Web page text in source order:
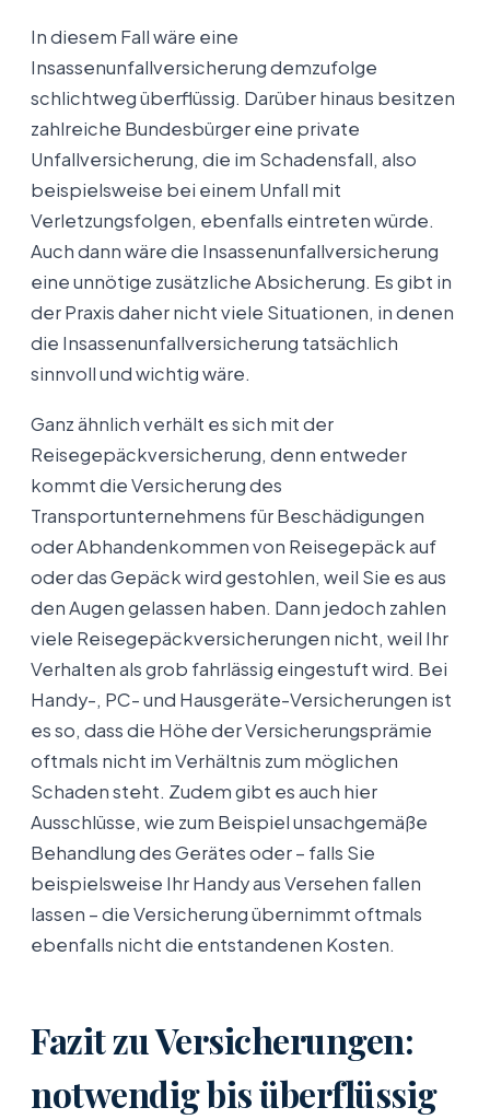
In diesem Fall wäre eine
Insassenunfallversicherung demzufolge
schlichtweg überflüssig. Darüber hinaus besitzen
zahlreiche Bundesbürger eine private
Unfallversicherung, die im Schadensfall, also
beispielsweise bei einem Unfall mit
Verletzungsfolgen, ebenfalls eintreten würde.
Auch dann wäre die Insassenunfallversicherung
eine unnötige zusätzliche Absicherung. Es gibt in
der Praxis daher nicht viele Situationen, in denen
die Insassenunfallversicherung tatsächlich
sinnvoll und wichtig wäre.
Ganz ähnlich verhält es sich mit der
Reisegepäckversicherung, denn entweder
kommt die Versicherung des
Transportunternehmens für Beschädigungen
oder Abhandenkommen von Reisegepäck auf
oder das Gepäck wird gestohlen, weil Sie es aus
den Augen gelassen haben. Dann jedoch zahlen
viele Reisegepäckversicherungen nicht, weil Ihr
Verhalten als grob fahrlässig eingestuft wird. Bei
Handy-, PC- und Hausgeräte-Versicherungen ist
es so, dass die Höhe der Versicherungsprämie
oftmals nicht im Verhältnis zum möglichen
Schaden steht. Zudem gibt es auch hier
Ausschlüsse, wie zum Beispiel unsachgemäße
Behandlung des Gerätes oder – falls Sie
beispielsweise Ihr Handy aus Versehen fallen
lassen – die Versicherung übernimmt oftmals
ebenfalls nicht die entstandenen Kosten.
Fazit zu Versicherungen:
notwendig bis überflüssig